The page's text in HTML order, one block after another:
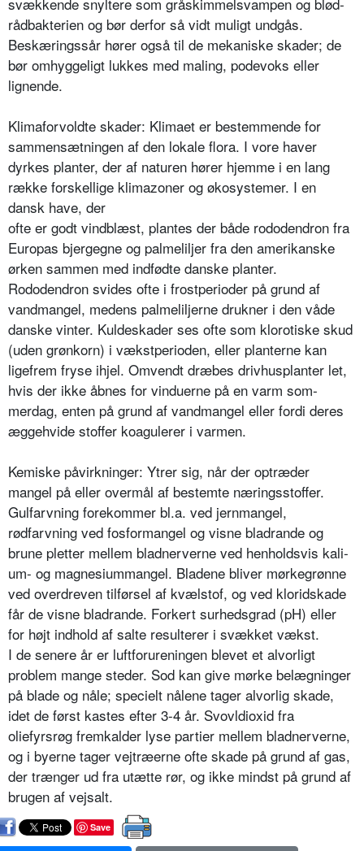
rådbakterien og bør derfor så vidt muligt undgås.
Beskæringssår hører også til de mekaniske skader; de
bør omhyggeligt lukkes med maling, pode­voks eller
lignende.
Klimaforvoldte skader: Klimaet er be­stemmende for
sammensætningen af den lokale flora. I vore haver
dyrkes planter, der af naturen hører hjemme i en lang
række forskellige klimazoner og økosystemer. I en
dansk have, der
ofte er godt vindblæst, plantes der både rododendron fra
Europas bjerg­egne og palmeliljer fra den amerikan­ske
ørken sammen med indfødte dan­ske planter.
Rododendron svides ofte i frostperioder på grund af
vandmangel, medens palmeliljerne drukner i den ­våde
danske vinter. Kuldeskader ses ofte som klorotiske skud
(uden grøn­korn) i vækstperioden, eller planterne kan
ligefrem fryse ihjel. Omvendt dræ­bes drivhusplanter let,
hvis der ikke åbnes for vinduerne på en varm som­
merdag, enten på grund af vandmangel eller fordi deres
æggehvide stoffer koa­gulerer i varmen.
Kemiske påvirkninger: Ytrer sig, når der optræder
mangel på eller overmål af bestemte næringsstoffer.
Gulfarv­ning forekommer bl.a. ved jernman­gel,
rødfarvning ved fosformangel og visne bladrande og
brune pletter mel­lem bladnerverne ved henholdsvis kali­
um- og magnesiummangel. Bladene bliver mørkegrønne
ved overdreven tilførsel af kvælstof, og ved kloridska­de
får de visne bladrande. Forkert surhedsgrad (pH) eller
for højt indhold af salte resulterer i svækket vækst.
I de senere år er luftforureningen ble­vet et alvorligt
problem mange steder. Sod kan give mørke belægninger
på blade og nåle; specielt nålene tager alvorlig skade,
idet de først kastes efter 3-4 år. Svovldioxid fra
oliefyrsrøg fremkalder lyse partier mellem blad­nerverne,
og i byerne tager vejtræerne ofte skade på grund af gas,
der trænger ud fra utætte rør, og ikke mindst på grund af
brugen af vejsalt.
Save